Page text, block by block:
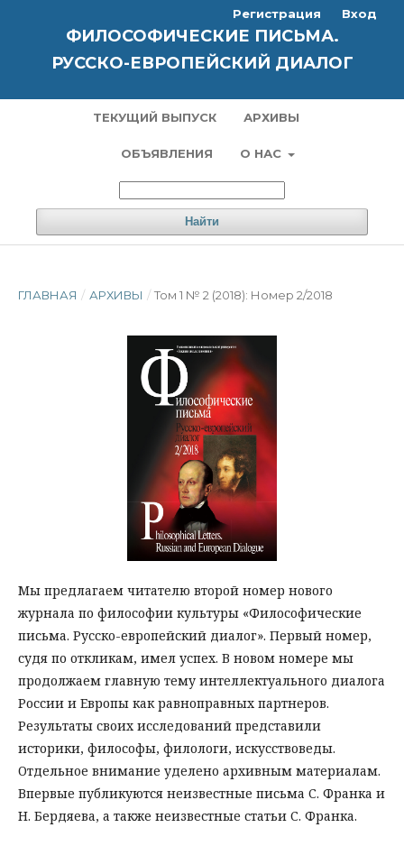
ФИЛОСОФИЧЕСКИЕ ПИСЬМА.
РУССКО-ЕВРОПЕЙСКИЙ ДИАЛОГ
ТЕКУЩИЙ ВЫПУСК АРХИВЫ
ОБЪЯВЛЕНИЯ О НАС
Найти
Регистрация Вход
ГЛАВНАЯ / АРХИВЫ / Том 1 № 2 (2018): Номер 2/2018
Мы предлагаем читателю второй номер нового
журнала по философии культуры «Философические
письма. Русско-европейский диалог». Первый номер,
судя по откликам, имел успех. В новом номере мы
продолжаем главную тему интеллектуального диалога
России и Европы как равноправных партнеров.
Результаты своих исследований представили
историки, философы, филологи, искусствоведы.
Отдельное внимание уделено архивным материалам.
Впервые публикуются неизвестные письма С. Франка и
Н. Бердяева, а также неизвестные статьи С. Франка.